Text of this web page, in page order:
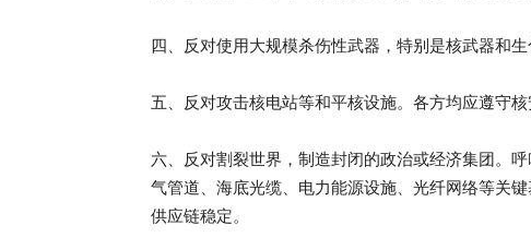
四、反对使用大规模杀伤性武器，特别是核武器和
五、反对攻击核电站等和平核设施。各方均应遵守
六、反对割裂世界，制造封闭的政治或经济集团。
气管道、海底光缆、电力能源设施、光纤网络等关
供应链稳定。